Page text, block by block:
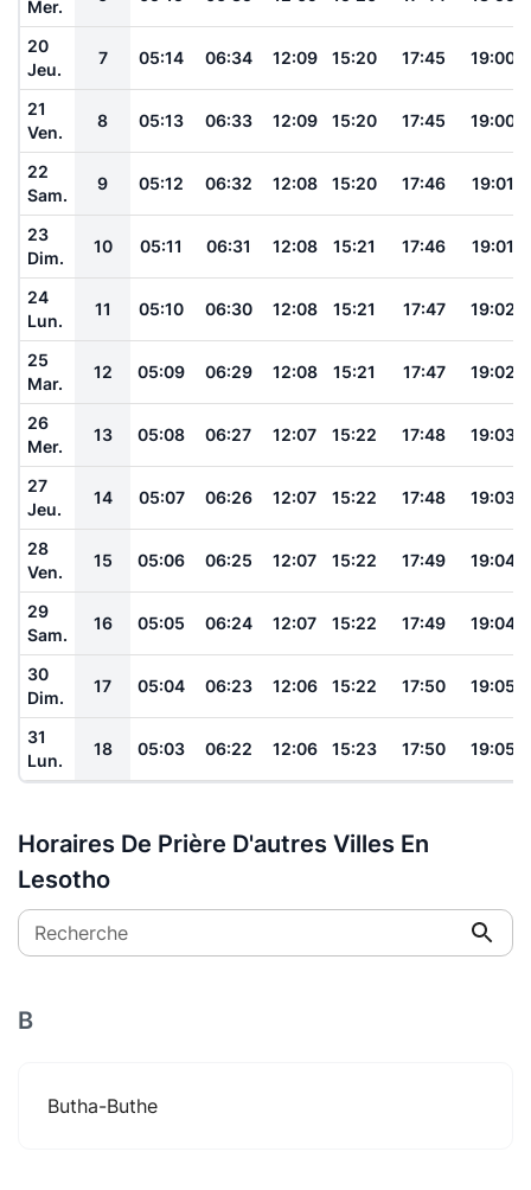
Mer.
20
Jeu.
7 05:14 06:34 12:09 15:20 17:45 19:00
21
Ven.
8 05:13 06:33 12:09 15:20 17:45 19:00
22
Sam.
9 05:12 06:32 12:08 15:20 17:46 19:01
23
Dim.
10 05:11 06:31 12:08 15:21 17:46 19:01
24
Lun.
11 05:10 06:30 12:08 15:21 17:47 19:02
25
Mar.
12 05:09 06:29 12:08 15:21 17:47 19:02
26
Mer.
13 05:08 06:27 12:07 15:22 17:48 19:03
27
Jeu.
14 05:07 06:26 12:07 15:22 17:48 19:03
28
Ven.
15 05:06 06:25 12:07 15:22 17:49 19:04
29
Sam.
16 05:05 06:24 12:07 15:22 17:49 19:04
30
Dim.
17 05:04 06:23 12:06 15:22 17:50 19:05
31
Lun.
18 05:03 06:22 12:06 15:23 17:50 19:05
Horaires De Prière D'autres Villes En
Lesotho
Recherche
B
Butha-Buthe